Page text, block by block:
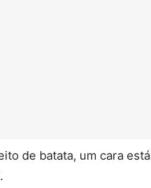
de batata, um cara está